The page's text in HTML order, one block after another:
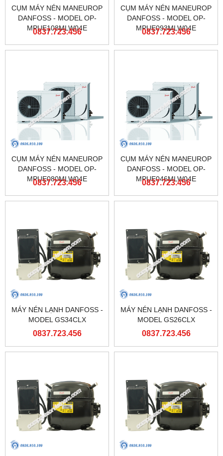
CỤM MÁY NÉN MANEUROP
DANFOSS - MODEL OP-
MPUE108MLW04E
0837.723.456
CỤM MÁY NÉN MANEUROP
DANFOSS - MODEL OP-
MPUE093MLW04E
0837.723.456
CỤM MÁY NÉN MANEUROP
DANFOSS - MODEL OP-
MPUE080MLW04E
0837.723.456
CỤM MÁY NÉN MANEUROP
DANFOSS - MODEL OP-
MPUE046MLW04E
0837.723.456
MÁY NÉN LẠNH DANFOSS -
MODEL GS34CLX
0837.723.456
MÁY NÉN LẠNH DANFOSS -
MODEL GS26CLX
0837.723.456